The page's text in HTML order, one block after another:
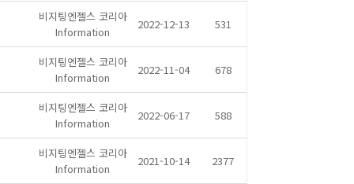
비지팅엔젤스 코리아
Information
2022-12-13 531
비지팅엔젤스 코리아
Information
2022-11-04 678
비지팅엔젤스 코리아
Information
2022-06-17 588
비지팅엔젤스 코리아
Information
2021-10-14 2377